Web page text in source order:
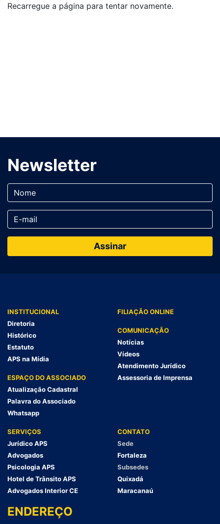
Recarregue a página para tentar novamente.
Newsletter
INSTITUCIONAL
Diretoria
Histórico
Estatuto
APS na Mídia
ESPAÇO DO ASSOCIADO
Atualização Cadastral
Palavra do Associado
Whatsapp
FILIAÇÃO ONLINE
COMUNICAÇÃO
Notícias
Vídeos
Atendimento Jurídico
Assessoria de Imprensa
SERVIÇOS
Jurídico APS
Advogados
Psicologia APS
Hotel de Trânsito APS
Advogados Interior CE
CONTATO
Sede
Fortaleza
Subsedes
Quixadá
Maracanaú
ENDEREÇO